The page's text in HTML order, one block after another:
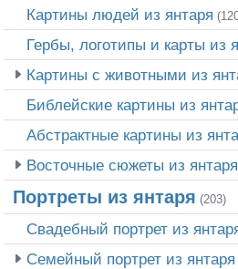
Картины людей из янтаря
Гербы, логотипы и карты из
Картины с животными из
Библейские картины из
Абстрактные картины из
Восточные сюжеты из янтаря
Портреты из янтаря (203)
Свадебный портрет из
Семейный портрет из янтаря